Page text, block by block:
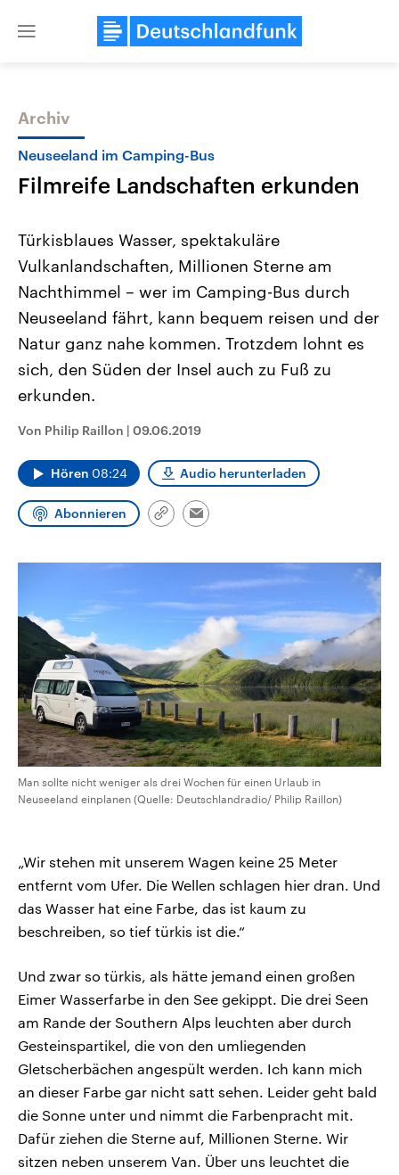
Close
Themen
Landtagswahl Sachsen-Anhalt
2026
Alle Informationen
Sachsen-Anhalt wählt am 6.
September 2026 einen neuen
Landtag. Seit 2021 wird das
Bundesland von einer Koalition aus
Umfragen, Prognosen,
Wahlprogramme, aktuelle Berichte
und Kandidaten der anstehenden
Wahl.
Aktuelle Beiträge,
Hintergründe
Wirtschaftlich und
gehören die Vereinigten
Archiv
Neuseeland im Camping-Bus
Filmreife Landschaften erkunden
Türkisblaues Wasser, spektakuläre
Vulkanlandschaften, Millionen Sterne am
Nachthimmel – wer im Camping-Bus durch
Neuseeland fährt, kann bequem reisen und der
Natur ganz nahe kommen. Trotzdem lohnt es
sich, den Süden der Insel auch zu Fuß zu
erkunden.
Von Philip Raillon | 09.06.2019
Hören 08:24 Audio herunterladen
Abonnieren
Link
Email
Man sollte nicht weniger als drei Wochen für einen Urlaub in
Neuseeland einplanen (Quelle: Deutschlandradio/ Philip Raillon)
„Wir stehen mit unserem Wagen keine 25 Meter
entfernt vom Ufer. Die Wellen schlagen hier dran. Und
das Wasser hat eine Farbe, das ist kaum zu
beschreiben, so tief türkis ist die.“
Und zwar so türkis, als hätte jemand einen großen
Eimer Wasserfarbe in den See gekippt. Die drei Seen
am Rande der Southern Alps leuchten aber durch
Gesteinspartikel, die von den umliegenden
Gletscherbächen angespült werden. Ich kann mich
an dieser Farbe gar nicht satt sehen. Leider geht bald
die Sonne unter und nimmt die Farbenpracht mit.
Dafür ziehen die Sterne auf, Millionen Sterne. Wir
sitzen neben unserem Van. Über uns leuchtet die